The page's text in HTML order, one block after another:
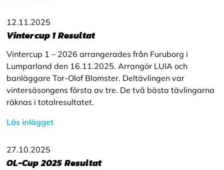
12.11.2025
Vintercup 1 Resultat
Vintercup 1 – 2026 arrangerades från Furuborg i
Lumparland den 16.11.2025. Arrangör LUIA och
banläggare Tor-Olof Blomster. Deltävlingen var
vintersäsongens första av tre. De två bästa tävlingarna
räknas i totalresultatet.
Läs inlägget
27.10.2025
OL-Cup 2025 Resultat